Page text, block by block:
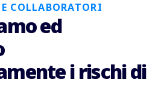
COLLABORATORI
ed
i rischi di